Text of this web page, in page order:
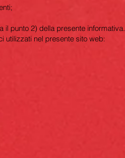
il punto 2) della presente informativa.
utilizzati nel presente sito web: